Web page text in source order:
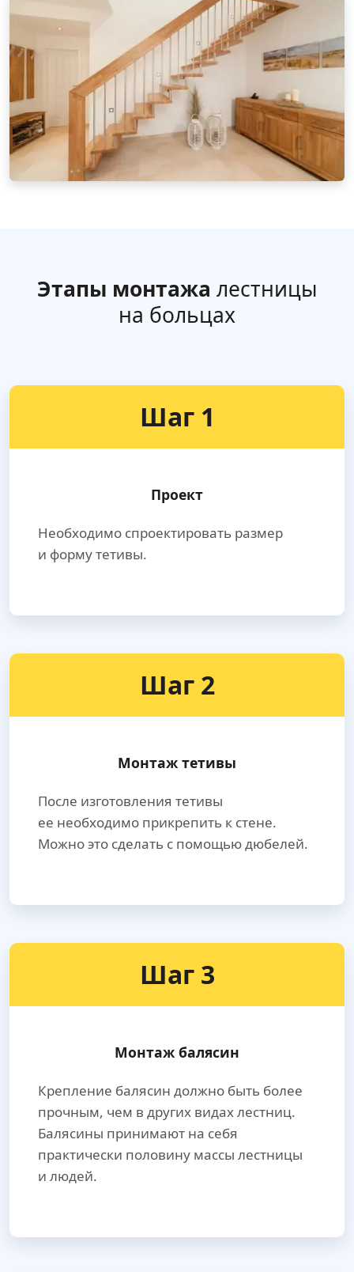
Этапы монтажа лестницы
на больцах
Шаг 1
Проект
Необходимо спроектировать размер
и форму тетивы.
Шаг 2
Монтаж тетивы
После изготовления тетивы
ее необходимо прикрепить к стене.
Можно это сделать с помощью дюбелей.
Шаг 3
Монтаж балясин
Крепление балясин должно быть более
прочным, чем в других видах лестниц.
Балясины принимают на себя
практически половину массы лестницы
и людей.